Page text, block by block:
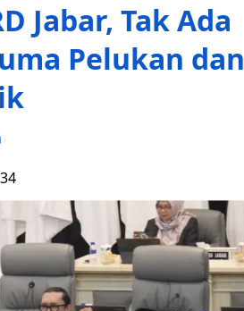
Jabar, Tak Ada
Pelukan dan